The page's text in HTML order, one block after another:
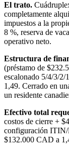
El trato.
completamente
impuestos a la
8 %, reserva de
operativo neto.
Estructura de
(préstamo de
escalonado 5/4/3/
1,49. Cerrado en
un residente
Efectivo total
costos de cierre +
configuración
$132.000 CAD a